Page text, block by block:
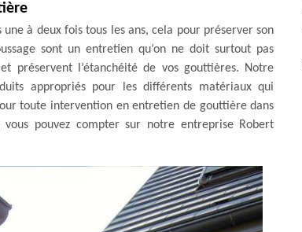
à deux fois tous les ans, cela pour préserver son
sont un entretien qu’on ne doit surtout pas
préservent l’étanchéité de vos gouttières. Notre
appropriés pour les différents matériaux qui
toute intervention en entretien de gouttière dans
pouvez compter sur notre entreprise Robert